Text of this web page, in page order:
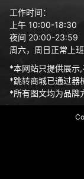
工作时间：
上午 10:00-18:30
夜间 20:00-23:59
周六，周日正常上
*本网站只提供展示
*跳转商城已通过器
*所有图文均为品牌